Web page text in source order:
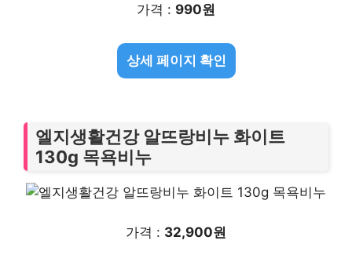
가격 : 990원
상세 페이지 확인
엘지생활건강 알뜨랑비누 화이트
130g 목욕비누
가격 : 32,900원